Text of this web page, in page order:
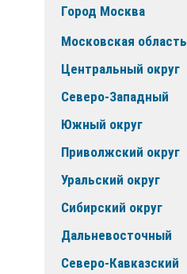
Город Москва
Московская область
Центральный округ
Северо-Западный
Южный округ
Приволжский округ
Уральский округ
Сибирский округ
Дальневосточный
Северо-Кавказский